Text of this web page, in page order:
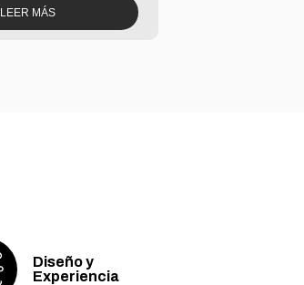
LEER MÁS
Diseño y
Experiencia